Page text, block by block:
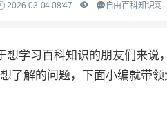
2026-03-04 08:47 自由百科知识网
想学习百科知识的朋友们来说
了解的问题，下面小编就带领